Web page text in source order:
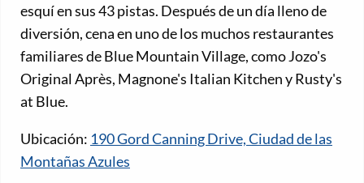
esquí en sus 43 pistas. Después de un día lleno de
diversión, cena en uno de los muchos restaurantes
familiares de Blue Mountain Village, como Jozo's
Original Après, Magnone's Italian Kitchen y Rusty's
at Blue.
Ubicación: 190 Gord Canning Drive, Ciudad de las
Montañas Azules